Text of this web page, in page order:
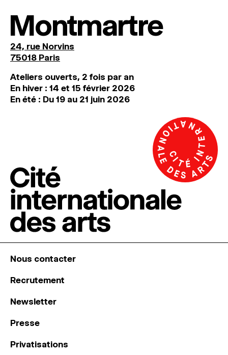
Montmartre
24, rue Norvins
75018 Paris
Ateliers ouverts, 2 fois par an
En hiver : 14 et 15 février 2026
En été : Du 19 au 21 juin 2026
Nous contacter
Recrutement
Newsletter
Presse
Privatisations